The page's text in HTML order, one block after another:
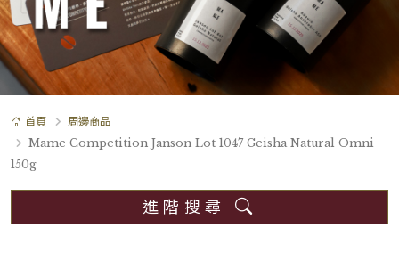
首頁
周邊商品
Mame Competition Janson Lot 1047 Geisha Natural Omni
150g
進階搜尋